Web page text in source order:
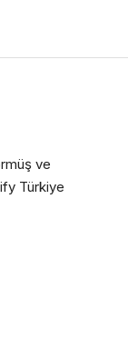
ve
Türkiye